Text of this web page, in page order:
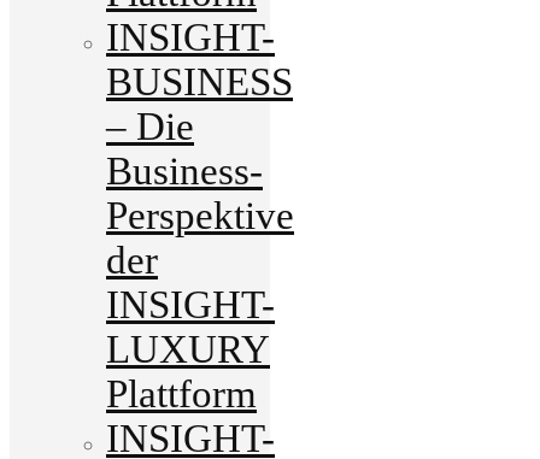
INSIGHT-
BUSINESS
– Die
Business-
Perspektive
der
INSIGHT-
LUXURY
Plattform
INSIGHT-